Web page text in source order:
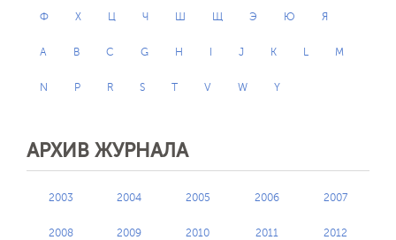
Ф Х Ц Ч Ш Щ Э Ю Я
A B C G H J K L M
N P R S T V W Y
АРХИВ ЖУРНАЛА
2003 2004 2005 2006 2007
2008 2009 2010 2011 2012